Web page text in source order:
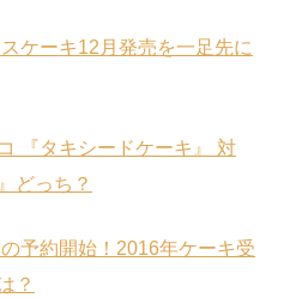
ケーキ12月発売を一足先に
『タキシードケーキ』 対
どっち？
予約開始！2016年ケーキ受
？